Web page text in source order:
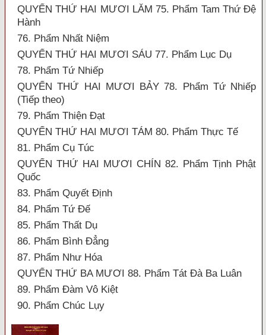
QUYỂN THỨ HAI MƯƠI LĂM 75. Phẩm Tam Thứ Đệ
Hành
76. Phẩm Nhất Niệm
QUYỂN THỨ HAI MƯƠI SÁU 77. Phẩm Lục Dụ
78. Phẩm Tứ Nhiếp
QUYỂN THỨ HAI MƯƠI BẢY 78. Phẩm Tứ Nhiếp
(Tiếp theo)
79. Phẩm Thiện Đạt
QUYỂN THỨ HAI MƯƠI TÁM 80. Phẩm Thực Tế
81. Phẩm Cụ Túc
QUYỂN THỨ HAI MƯƠI CHÍN 82. Phẩm Tịnh Phật
Quốc
83. Phẩm Quyết Định
84. Phẩm Tứ Đế
85. Phẩm Thất Dụ
86. Phẩm Bình Đẳng
87. Phẩm Như Hóa
QUYỂN THỨ BA MƯƠI 88. Phẩm Tát Đà Ba Luân
89. Phẩm Đàm Vô Kiệt
90. Phẩm Chúc Lụy